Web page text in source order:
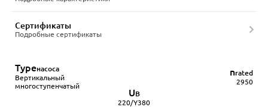
Сертификаты
Подробные сертификаты
Typeнасоса
Вертикальный
многоступенчатый
nrated
2950
UВ
220/Y380